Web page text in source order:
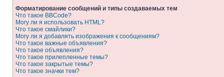
Форматирование сообщений и типы создаваемых тем
Что такое BBCode?
Могу ли я использовать HTML?
Что такое смайлики?
Могу ли я добавлять изображения к сообщениям?
Что такое важные объявления?
Что такое объявления?
Что такое прилепленные темы?
Что такое закрытые темы?
Что такое значки тем?